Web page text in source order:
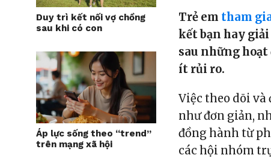
Duy trì kết nối vợ chồng
sau khi có con
Áp lực sống theo “trend”
trên mạng xã hội
Trẻ em tham
kết bạn hay
sau những
ít rủi ro.
Việc theo dõi
như đơn giản,
đồng hành từ
các hội nhóm